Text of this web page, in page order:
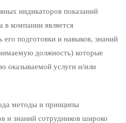
индикаторов показаний
в компании является
подготовки и навыков, знаний
должность) которые
оказываемой услуги и/или
методы и принципы
и знаний сотрудников широко